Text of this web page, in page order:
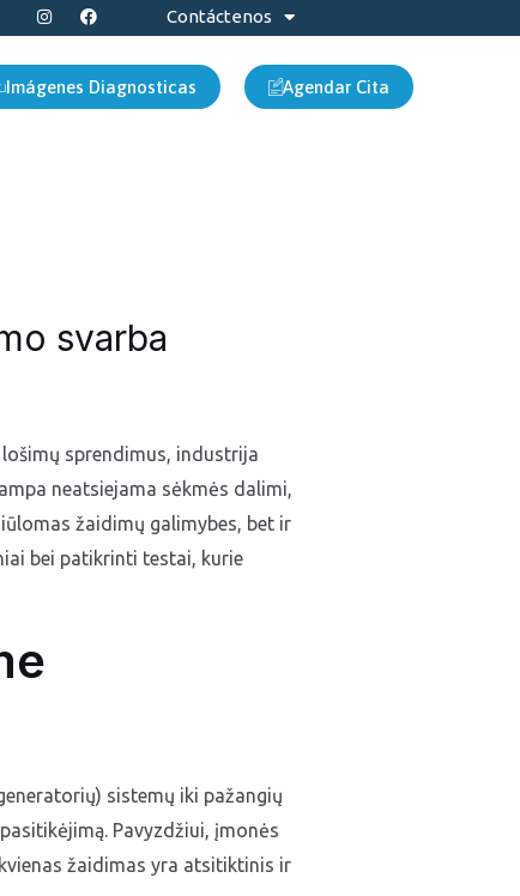
I
n
s
g
r
F
a
c
o
o
Contáctenos
Imágenes Diagnosticas Agendar Cita
svarba
sprendimus, industrija
neatsiejama sėkmės dalimi,
žaidimų galimybes, bet ir
bei patikrinti testai, kurie
sistemų iki pažangių
Pavyzdžiui, įmonės
žaidimas yra atsitiktinis ir